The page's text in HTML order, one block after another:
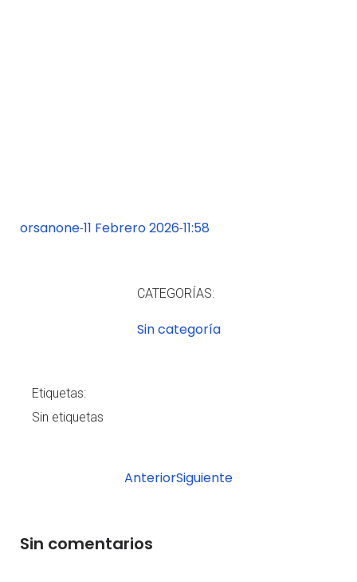
orsanone-11 Febrero 2026-11:58
CATEGORÍAS:
Sin categoría
Etiquetas:
Sin etiquetas
AnteriorSiguiente
Sin comentarios